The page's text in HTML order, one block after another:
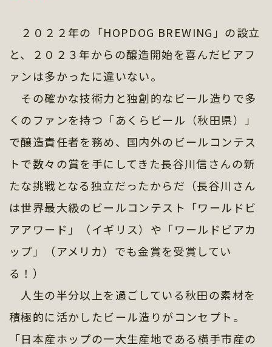
２０２２年の「HOPDOG BREWING」の設立
と、２０２３年からの醸造開始を喜んだビアフ
ァンは多かったに違いない。
その確かな技術力と独創的なビール造りで多
くのファンを持つ「あくらビール（秋田県）」
で醸造責任者を務め、国内外のビールコンテス
トで数々の賞を手にしてきた長谷川信さんの新
たな挑戦となる独立だったからだ（長谷川さん
は世界最大級のビールコンテスト「ワールドビ
アアワード」（イギリス）や「ワールドビアカ
ップ」（アメリカ）でも金賞を受賞してい
る！）
人生の半分以上を過ごしている秋田の素材を
積極的に活かしたビール造りがコンセプト。
「日本産ホップの一大生産地である横手市産の